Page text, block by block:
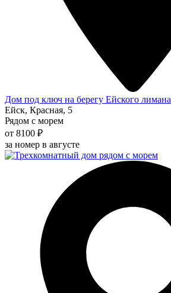
Дом под ключ на берегу Ейского лимана
Ейск, Красная, 5
Рядом с морем
от 8100 ₽
за номер в августе